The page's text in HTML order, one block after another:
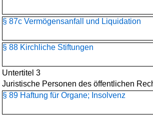
§ 87c Vermögensanfall und Liquidation
§ 88 Kirchliche Stiftungen
Untertitel 3
Juristische Personen des öffentlichen
§ 89 Haftung für Organe; Insolvenz